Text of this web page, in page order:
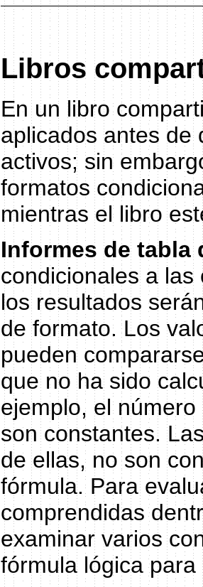
Libros
En un libro
aplicados antes de
activos; sin
formatos
mientras el libro
Informes de tabla
condicionales a
los resultados
de formato. Los
pueden
que no ha sido
ejemplo, el
son constantes.
de ellas, no son
fórmula. Para
comprendidas
examinar varios
fórmula lógica